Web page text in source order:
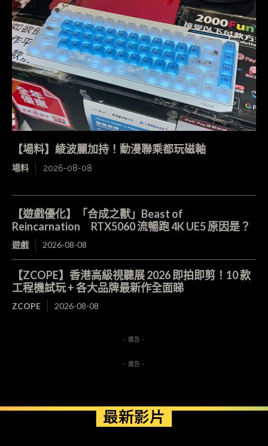
【場料】綾波麗加持！動漫聯乘都玩磁軸
場料 2026-08-08
【遊戲優化】「合成之獸」Beast of
Reincarnation RTX5060 流暢跑 4K UE5 原因是？
遊戲 2026-08-08
【ZCOPE】香港高級視聽展 2026 即拍即剪！10 款
工程機試玩 + 各大品牌最新作全面睇
ZCOPE 2026-08-08
- 廣告 -
- 廣告 -
最新影片